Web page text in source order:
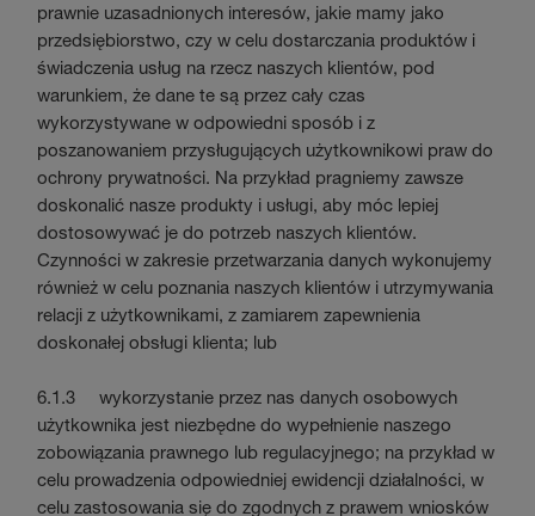
prawnie uzasadnionych interesów, jakie mamy jako
przedsiębiorstwo, czy w celu dostarczania produktów i
świadczenia usług na rzecz naszych klientów, pod
warunkiem, że dane te są przez cały czas
wykorzystywane w odpowiedni sposób i z
poszanowaniem przysługujących użytkownikowi praw do
ochrony prywatności. Na przykład pragniemy zawsze
doskonalić nasze produkty i usługi, aby móc lepiej
dostosowywać je do potrzeb naszych klientów.
Czynności w zakresie przetwarzania danych wykonujemy
również w celu poznania naszych klientów i utrzymywania
relacji z użytkownikami, z zamiarem zapewnienia
doskonałej obsługi klienta; lub
6.1.3 wykorzystanie przez nas danych osobowych
użytkownika jest niezbędne do wypełnienie naszego
zobowiązania prawnego lub regulacyjnego; na przykład w
celu prowadzenia odpowiedniej ewidencji działalności, w
celu zastosowania się do zgodnych z prawem wniosków